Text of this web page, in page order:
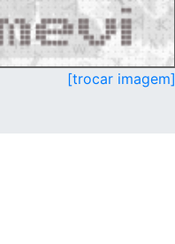
[trocar imagem]